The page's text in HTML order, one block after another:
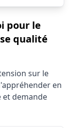
pour le
qualité
qualité
130
sur le
en
demande